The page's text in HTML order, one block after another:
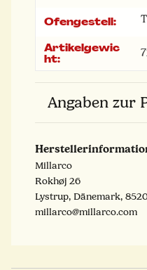
Ofengestell:
Artikelgewic
ht:
Angaben zur
Millarco
Rokhøj 26
Lystrup, Dänemark,
millarco@millarco.com